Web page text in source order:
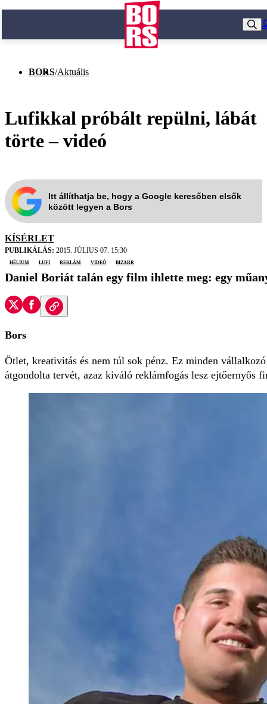
BORS/Aktuális
Lufikkal próbált repülni, lábát
törte – videó
Itt állíthatja be, hogy a Google keresőben elsők
között legyen a Bors
KÍSÉRLET
PUBLIKÁLÁS: 2015. JÚLIUS 07. 15:30
hélium
lufi reklám videó bizarr
Daniel Boriát talán egy film ihlette meg: egy
Bors
Ötlet, kreativitás és nem túl sok pénz. Ez minden
átgondolta tervét, azaz kiváló reklámfogás lesz ejtőernyős